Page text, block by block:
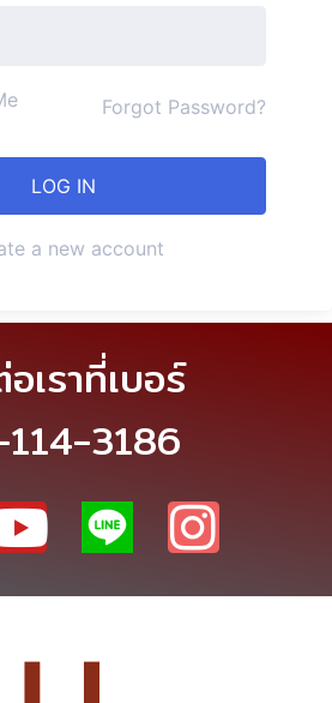
Forgot Password?
a new account
เราที่เบอร์
3186